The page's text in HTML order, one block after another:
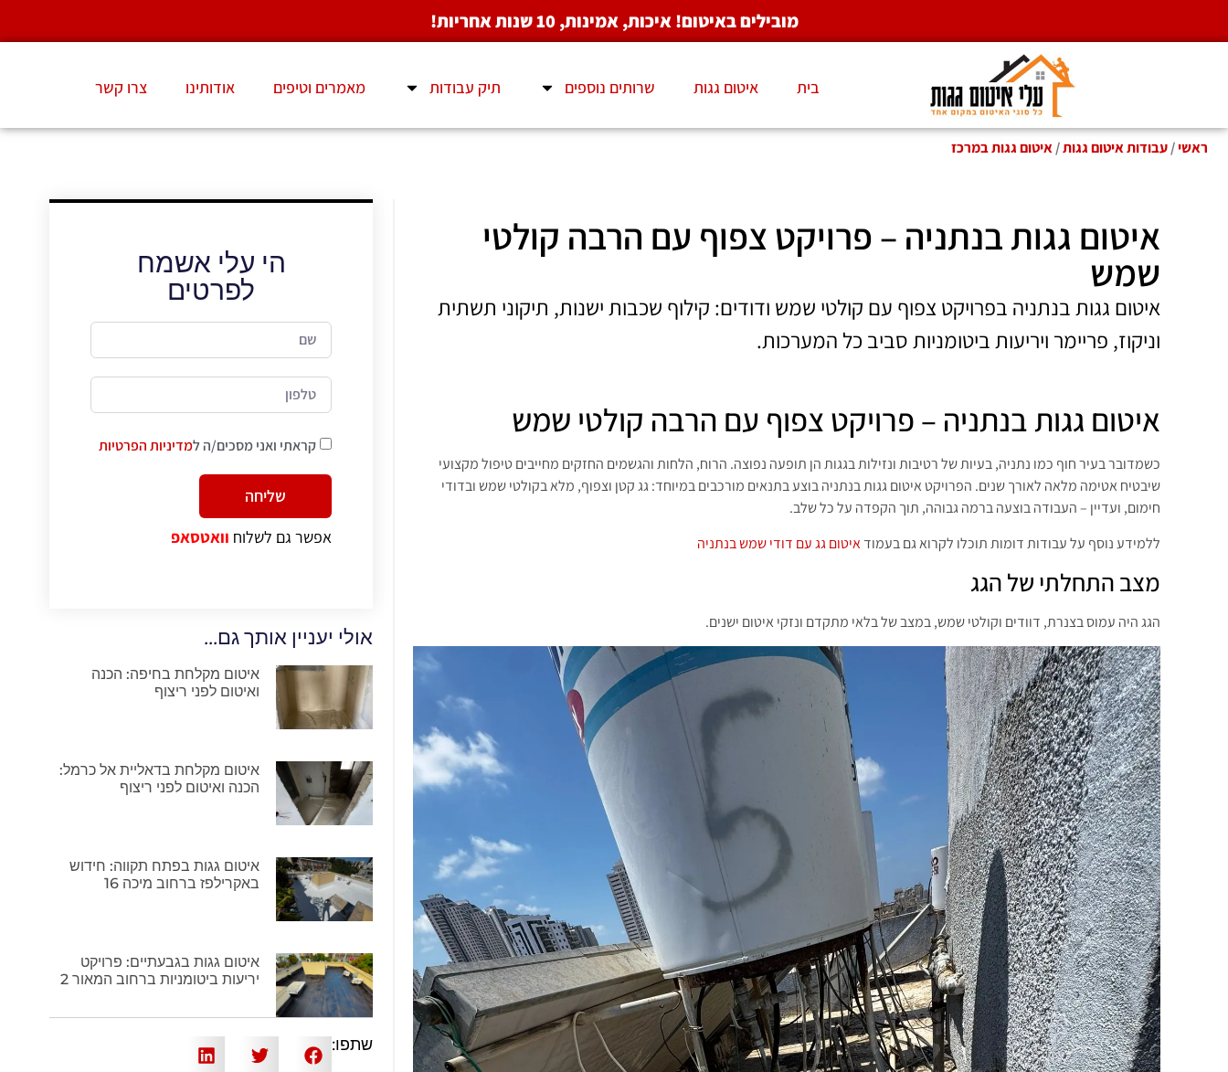
מובילים באיטום! איכות, אמינות, 10 שנות אחריות!
בית איטום גגות שרותים נוספים תיק עבודות מאמרים וטיפים אודותינו צרו קשר
ראשי/עבודות איטום גגות/איטום גגות במרכז
איטום גגות בנתניה – פרויקט צפוף עם הרבה קולטי
שמש
איטום גגות בנתניה בפרויקט צפוף עם קולטי שמש ודודים: קילוף שכבות ישנות, תיקוני תשתית
וניקוז, פריימר ויריעות ביטומניות סביב כל המערכות.
איטום גגות בנתניה – פרויקט צפוף עם הרבה קולטי שמש
כשמדובר בעיר חוף כמו נתניה, בעיות של רטיבות ונזילות בגגות הן תופעה נפוצה. הרוח, הלחות והגשמים החזקים מחייבים טיפול מקצועי
שיבטיח אטימה מלאה לאורך שנים. הפרויקט איטום גגות בנתניה בוצע בתנאים מורכבים במיוחד: גג קטן וצפוף, מלא בקולטי שמש ובדודי
חימום, ועדיין – העבודה בוצעה ברמה גבוהה, תוך הקפדה על כל שלב.
ללמידע נוסף על עבודות דומות תוכלו לקרוא גם בעמודאיטום גג עם דודי שמש בנתניה
מצב התחלתי של הגג
הגג היה עמוס בצנרת, דוודים וקולטי שמש, במצב של בלאי מתקדם ונזקי איטום ישנים.
הי עלי אשמח
לפרטים
קראתי ואני מסכים/ה למדיניות הפרטיות
שליחה
Alternative:
אפשר גם לשלוח וואטסאפ
אולי יעניין אותך גם...
איטום מקלחת בחיפה: הכנה
ואיטום לפני ריצוף
איטום מקלחת בדאליית אל כרמל:
הכנה ואיטום לפני ריצוף
איטום גגות בפתח תקווה: חידוש
באקרילפז ברחוב מיכה 16
איטום גגות בגבעתיים: פרויקט
יריעות ביטומניות ברחוב המאור 2
שתפו: